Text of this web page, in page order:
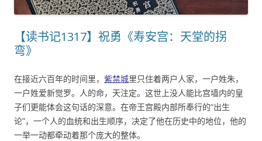
【读书记1317】祝勇《寿安宫：天堂的拐
弯》
在接近六百年的时间里， 紫禁城里只住着两户人家，一户姓朱，
一户姓爱新觉罗。人的命，天注定。这世上没人能比宫墙内的皇
子们更能体会这句话的深意。在帝王宫殿内部所奉行的“出生
论”，一个人的血统和出生顺序，决定了他在历史中的地位，他的
一举一动都牵动着那个庞大的整体。